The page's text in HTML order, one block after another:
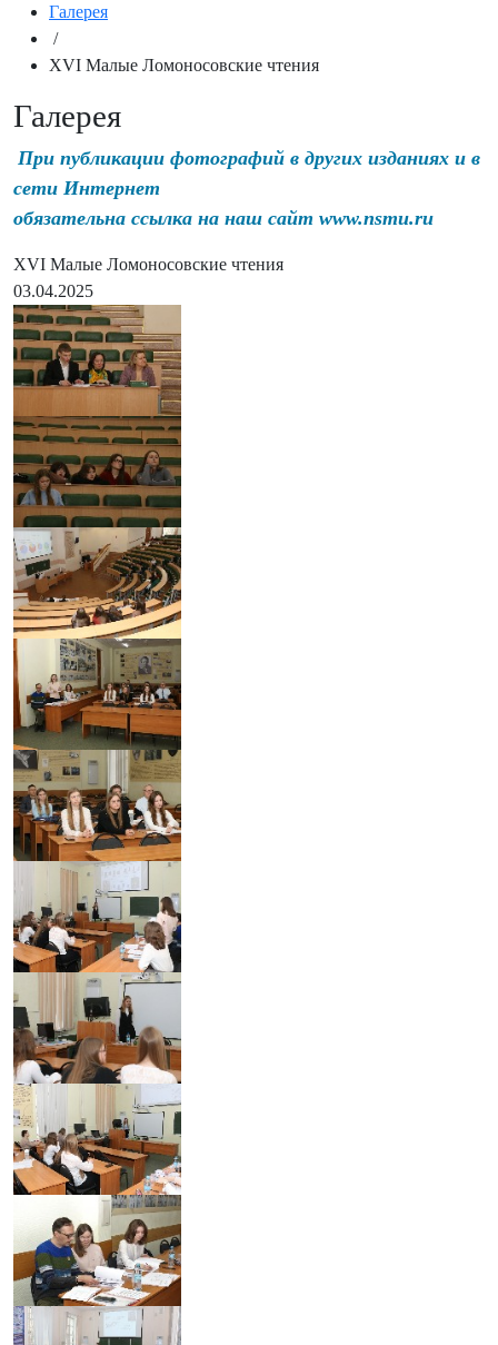
Галерея
/
XVI Малые Ломоносовские чтения
Галерея
При публикации фотографий в других изданиях и в
сети Интернет
обязательна ссылка на наш сайт www.nsmu.ru
XVI Малые Ломоносовские чтения
03.04.2025